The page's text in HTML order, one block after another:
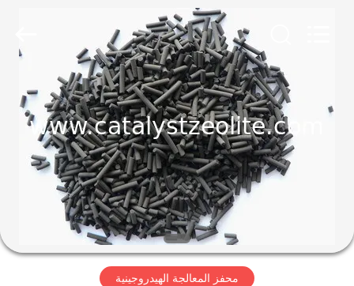
منتجات
معلومات
جولة
محفز المعالجة الهيدروجينية